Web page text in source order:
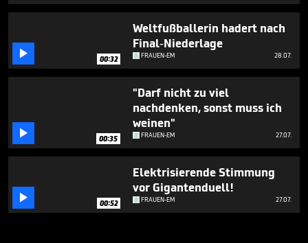
 00:32
Weltfußballerin hadert nach
Final-Niederlage
FRAUEN-EM 28.07.
 00:35
"Darf nicht zu viel
nachdenken, sonst muss ich
weinen"
FRAUEN-EM 27.07.
 00:52
Elektrisierende Stimmung
vor Gigantenduell!
FRAUEN-EM 27.07.